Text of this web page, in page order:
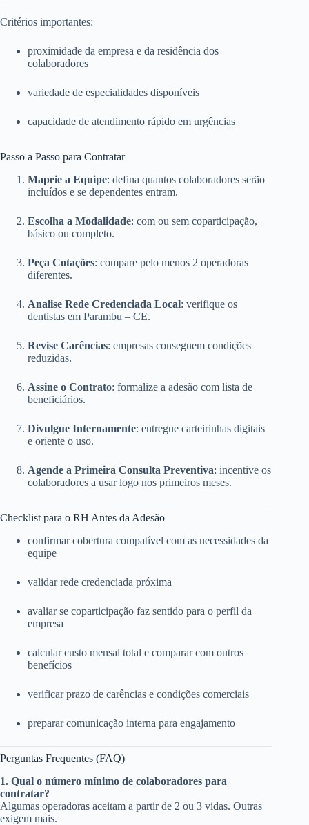
Critérios importantes:
proximidade da empresa e da residência dos
colaboradores
variedade de especialidades disponíveis
capacidade de atendimento rápido em urgências
Passo a Passo para Contratar
Mapeie a Equipe: defina quantos colaboradores serão
incluídos e se dependentes entram.
Escolha a Modalidade: com ou sem coparticipação,
básico ou completo.
Peça Cotações: compare pelo menos 2 operadoras
diferentes.
Analise Rede Credenciada Local: verifique os
dentistas em Parambu – CE.
Revise Carências: empresas conseguem condições
reduzidas.
Assine o Contrato: formalize a adesão com lista de
beneficiários.
Divulgue Internamente: entregue carteirinhas digitais
e oriente o uso.
Agende a Primeira Consulta Preventiva: incentive os
colaboradores a usar logo nos primeiros meses.
Checklist para o RH Antes da Adesão
confirmar cobertura compatível com as necessidades da
equipe
validar rede credenciada próxima
avaliar se coparticipação faz sentido para o perfil da
empresa
calcular custo mensal total e comparar com outros
benefícios
verificar prazo de carências e condições comerciais
preparar comunicação interna para engajamento
Perguntas Frequentes (FAQ)
1. Qual o número mínimo de colaboradores para
contratar?
Algumas operadoras aceitam a partir de 2 ou 3 vidas. Outras
exigem mais.